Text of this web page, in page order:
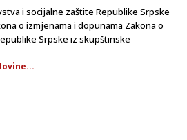
i socijalne zaštite Republike Srpske
o izmjenama i dopunama Zakona o
Srpske iz skupštinske